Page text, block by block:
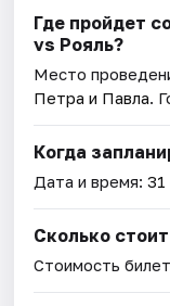
Где пройдет
vs Рояль?
Место
Петра и Павла.
Когда
Дата и время:31
Сколько
Стоимость